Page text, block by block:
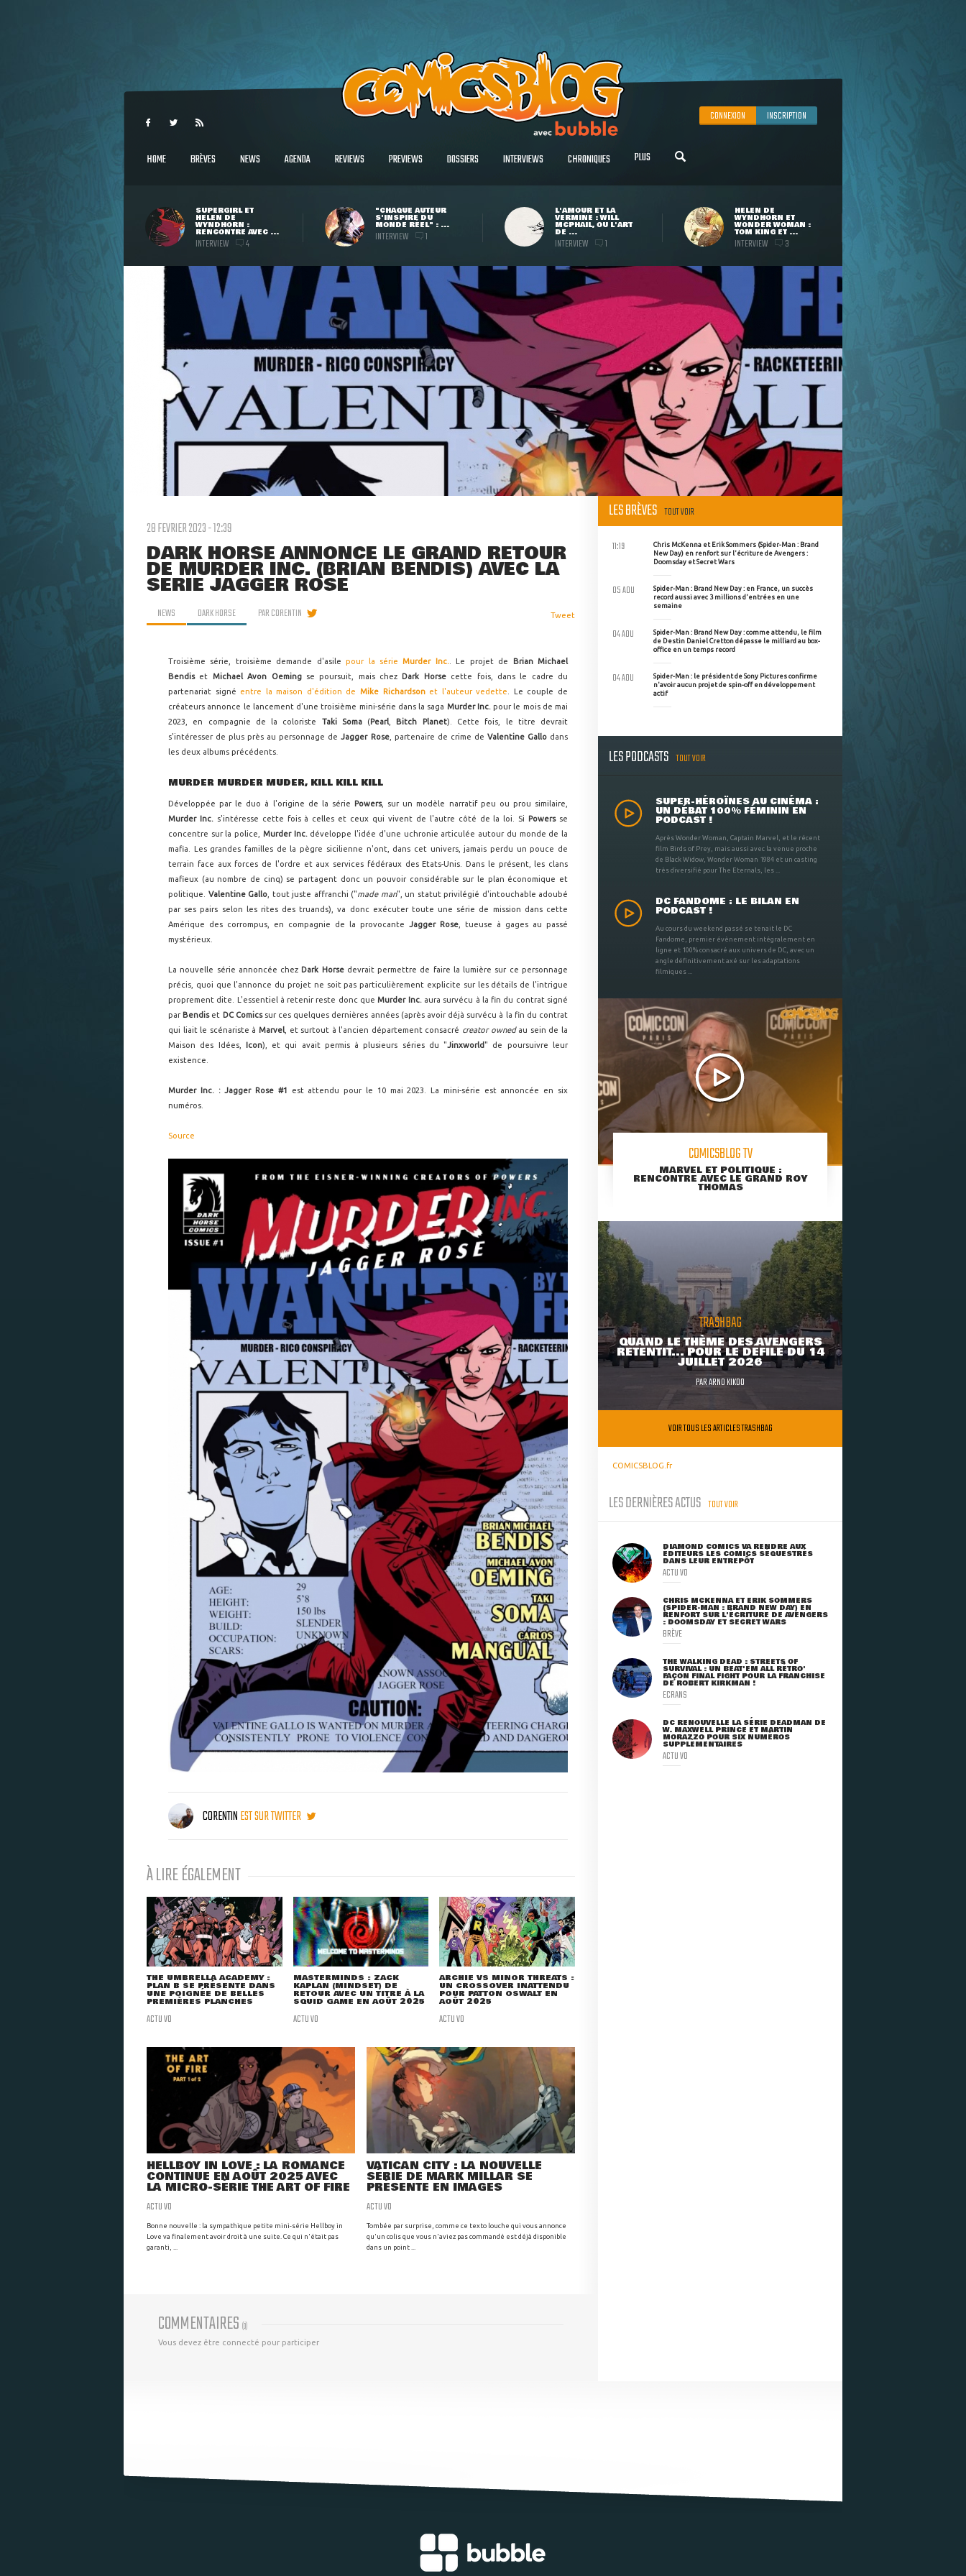
CONNEXION INSCRIPTION
HOME BRÈVES NEWS AGENDA REVIEWS PREVIEWS DOSSIERS INTERVIEWS CHRONIQUES PLUS
SUPERGIRL ET
HELEN DE
WYNDHORN :
RENCONTRE AVEC ...
INTERVIEW 4
"CHAQUE AUTEUR
S'INSPIRE DU
MONDE RÉEL" : ...
INTERVIEW 1
L'AMOUR ET LA
VERMINE : WILL
MCPHAIL, OU L'ART
DE ...
INTERVIEW 1
HELEN DE
WYNDHORN ET
WONDER WOMAN :
TOM KING ET ...
INTERVIEW 3
28 FEVRIER 2023 - 12:39
DARK HORSE ANNONCE LE GRAND RETOUR
DE MURDER INC. (BRIAN BENDIS) AVEC LA
SÉRIE JAGGER ROSE
NEWS DARK HORSE PARCORENTIN Tweet
Troisième série, troisième demande d'asilepour la sérieMurder Inc. . Le projet de
Brian Michael
Bendiset Michael Avon Oemingse poursuit, mais chez Dark Horsecette fois, dans le cadre du
partenariat signé entre la maison d'édition deMike Richardsonet l'auteur vedette
. Le couple de
créateurs annonce le lancement d'une troisième mini-série dans la saga Murder Inc. pour le mois de mai
2023, en compagnie de la coloriste Taki Soma(Pearl Bitch Planet). Cette fois, le titre devrait
s'intéresser de plus près au personnage deJagger Rose, partenaire de crime de Valentine Gallodans
les deux albums précédents.
MURDER MURDER MUDER, KILL KILL KILL
Développée par le duo à l'origine de la série Powers, sur un modèle narratif peu ou prou similaire,
Murder Inc. s'intéresse cette fois à celles et ceux qui vivent de l'autre côté de la loi. Si Powersse
concentre sur la police, Murder Inc. développe l'idée d'une uchronie articulée autour du monde de la
mafia. Les grandes familles de la pègre sicilienne n'ont, dans cet univers, jamais perdu un pouce de
terrain face aux forces de l'ordre et aux services fédéraux des Etats-Unis. Dans le présent, les clans
mafieux (au nombre de cinq) se partagent donc un pouvoir considérable sur le plan économique et
politique. Valentine Gallo , tout juste affranchi ("made man", un statut privilégié d'intouchable adoubé
par ses pairs selon les rites des truands), va donc exécuter toute une série de mission dans cette
Amérique des corrompus, en compagnie de la provocante Jagger Rose , tueuse à gages au passé
mystérieux.
La nouvelle série annoncée chez Dark Horsedevrait permettre de faire la lumière sur ce personnage
précis, quoi que l'annonce du projet ne soit pas particulièrement explicite sur les détails de l'intrigue
proprement dite. L'essentiel à retenir reste donc queMurder Inc. aura survécu à la fin du contrat signé
par Bendiset DC Comics sur ces quelques dernières années (après avoir déjà survécu à la fin du contrat
qui liait le scénariste à Marvel, et surtout à l'ancien département consacré creator ownedau sein de la
Maison des Idées,
Icon), et qui avait permis à plusieurs séries du "Jinxworld " de poursuivre leur
existence.
Murder Inc. : Jagger Rose #1
est attendu pour le 10 mai 2023. La mini-série est annoncée en six
numéros.
Source
CORENTINEST SUR TWITTER
À LIRE ÉGALEMENT
THE UMBRELLA ACADEMY :
PLAN B SE PRÉSENTE DANS
UNE POIGNÉE DE BELLES
PREMIÈRES PLANCHES
ACTU VO
MASTERMINDS : ZACK
KAPLAN (MINDSET) DE
RETOUR AVEC UN TITRE À LA
SQUID GAME EN AOÛT 2025
ACTU VO
ARCHIE VS MINOR THREATS :
UN CROSSOVER INATTENDU
POUR PATTON OSWALT EN
AOÛT 2025
ACTU VO
HELLBOY IN LOVE : LA ROMANCE
CONTINUE EN AOÛT 2025 AVEC
LA MICRO-SÉRIE THE ART OF FIRE
ACTU VO
Bonne nouvelle : la sympathique petite mini-série Hellboy in
Love va finalement avoir droit à une suite. Ce qui n'était pas
garanti, ...
VATICAN CITY : LA NOUVELLE
SÉRIE DE MARK MILLAR SE
PRÉSENTE EN IMAGES
ACTU VO
Tombée par surprise, comme ce texto louche qui vous annonce
qu'un colis que vous n'aviez pas commandé est déjà disponible
dans un point ...
COMMENTAIRES (0)
Vous devez être connecté pour participer
LES BRÈVES TOUT VOIR
Chris McKenna et Erik Sommers (Spider-Man : Brand
New Day) en renfort sur l'écriture de Avengers :
Doomsday et Secret Wars
11:19
Spider-Man : Brand New Day : en France, un succès
record aussi avec 3 millions d'entrées en une
semaine
05 AOU
Spider-Man : Brand New Day : comme attendu, le film
de Destin Daniel Cretton dépasse le milliard au box-
office en un temps record
04 AOU
Spider-Man : le président de Sony Pictures confirme
n'avoir aucun projet de spin-off en développement
actif
04 AOU
LES PODCASTS TOUT VOIR
SUPER-HÉROÏNES AU CINÉMA :
UN DÉBAT 100% FÉMININ EN
PODCAST !
Après Wonder Woman, Captain Marvel, et le récent
film Birds of Prey, mais aussi avec la venue proche
de Black Widow, Wonder Woman 1984 et un casting
très diversifié pour The Eternals, les ...
DC FANDOME : LE BILAN EN
PODCAST !
Au cours du weekend passé se tenait le DC
Fandome, premier évènement intégralement en
ligne et 100% consacré aux univers de DC, avec un
angle définitivement axé sur les adaptations
filmiques ...
COMICSBLOG TV
MARVEL ET POLITIQUE :
RENCONTRE AVEC LE GRAND ROY
THOMAS
TRASHBAG
QUAND LE THÈME DES AVENGERS
RETENTIT... POUR LE DÉFILÉ DU 14
JUILLET 2026
PARARNO KIKOO
VOIR TOUS LES ARTICLES TRASHBAG
COMICSBLOG.fr
LES DERNIÈRES ACTUS TOUT VOIR
DIAMOND COMICS VA RENDRE AUX
ÉDITEURS LES COMICS SÉQUESTRÉS
DANS LEUR ENTREPÔT
ACTU VO
CHRIS MCKENNA ET ERIK SOMMERS
(SPIDER-MAN : BRAND NEW DAY) EN
RENFORT SUR L'ÉCRITURE DE AVENGERS
: DOOMSDAY ET SECRET WARS
BRÈVE
THE WALKING DEAD : STREETS OF
SURVIVAL : UN BEAT'EM ALL RÉTRO'
FAÇON FINAL FIGHT POUR LA FRANCHISE
DE ROBERT KIRKMAN !
ECRANS
DC RENOUVELLE LA SÉRIE DEADMAN DE
W. MAXWELL PRINCE ET MARTIN
MORAZZO POUR SIX NUMÉROS
SUPPLÉMENTAIRES
ACTU VO